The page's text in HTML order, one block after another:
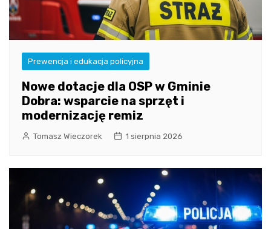
Prewencja i edukacja policyjna
Nowe dotacje dla OSP w Gminie
Dobra: wsparcie na sprzęt i
modernizację remiz
Tomasz Wieczorek 1 sierpnia 2026